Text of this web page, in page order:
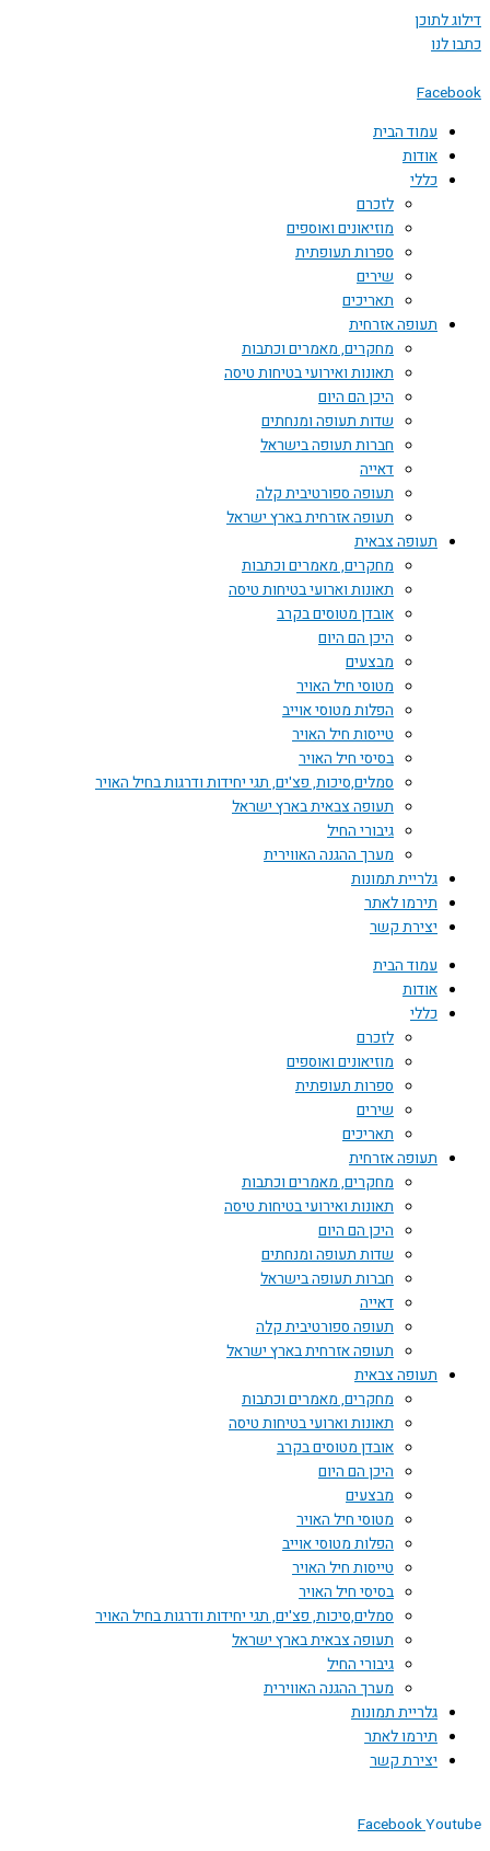
לתוכן
לנו
עמוד הבית
אודות
כללי
לזכרם
מוזיאונים ואוספים
ספרות תעופתית
שירים
תאריכים
תעופה אזרחית
מחקרים, מאמרים וכתבות
תאונות ואירועי בטיחות טיסה
היכן הם היום
שדות תעופה ומנחתים
חברות תעופה בישראל
דאייה
תעופה ספורטיבית קלה
תעופה אזרחית בארץ ישראל
תעופה צבאית
מחקרים, מאמרים וכתבות
תאונות וארועי בטיחות טיסה
אובדן מטוסים בקרב
היכן הם היום
מבצעים
מטוסי חיל האויר
הפלות מטוסי אוייב
טייסות חיל האויר
בסיסי חיל האויר
סמלים,סיכות, פצ'ים, תגי יחידות ודרגות בחיל האויר
תעופה צבאית בארץ ישראל
גיבורי החיל
מערך ההגנה האווירית
גלריית תמונות
תירמו לאתר
יצירת קשר
עמוד הבית
אודות
כללי
לזכרם
מוזיאונים ואוספים
ספרות תעופתית
שירים
תאריכים
תעופה אזרחית
מחקרים, מאמרים וכתבות
תאונות ואירועי בטיחות טיסה
היכן הם היום
שדות תעופה ומנחתים
חברות תעופה בישראל
דאייה
תעופה ספורטיבית קלה
תעופה אזרחית בארץ ישראל
תעופה צבאית
מחקרים, מאמרים וכתבות
תאונות וארועי בטיחות טיסה
אובדן מטוסים בקרב
היכן הם היום
מבצעים
מטוסי חיל האויר
הפלות מטוסי אוייב
טייסות חיל האויר
בסיסי חיל האויר
סמלים,סיכות, פצ'ים, תגי יחידות ודרגות בחיל האויר
תעופה צבאית בארץ ישראל
גיבורי החיל
מערך ההגנה האווירית
גלריית תמונות
תירמו לאתר
יצירת קשר
Facebook